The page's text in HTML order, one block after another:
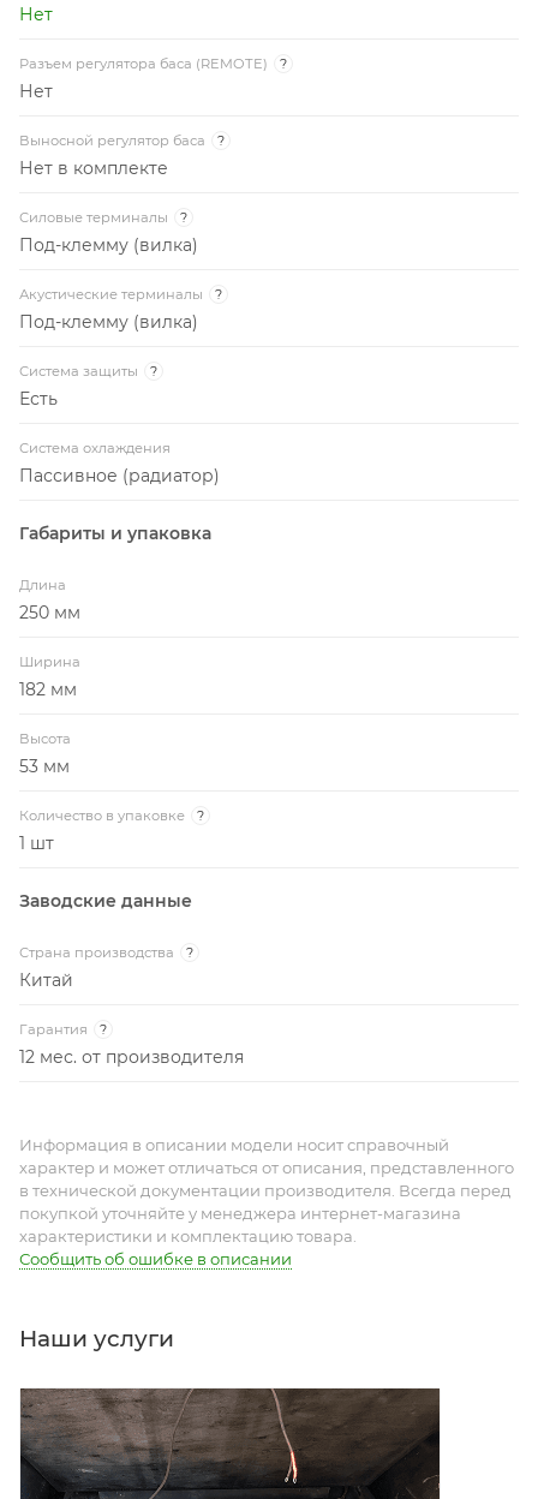
Нет
Разъем регулятора баса (REMOTE) ?
Нет
Выносной регулятор баса ?
Нет в комплекте
Силовые терминалы ?
Под-клемму (вилка)
Акустические терминалы ?
Под-клемму (вилка)
Система защиты ?
Есть
Система охлаждения
Пассивное (радиатор)
Габариты и упаковка
Длина
250 мм
Ширина
182 мм
Высота
53 мм
Количество в упаковке ?
1 шт
Заводские данные
Страна производства ?
Китай
Гарантия ?
12 мес. от производителя
Информация в описании модели носит справочный
характер и может отличаться от описания, представленного
в технической документации производителя. Всегда перед
покупкой уточняйте у менеджера интернет-магазина
характеристики и комплектацию товара.
Сообщить об ошибке в описании
Наши услуги